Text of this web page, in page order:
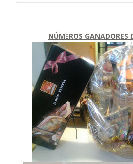
NÚMEROS GANADORES